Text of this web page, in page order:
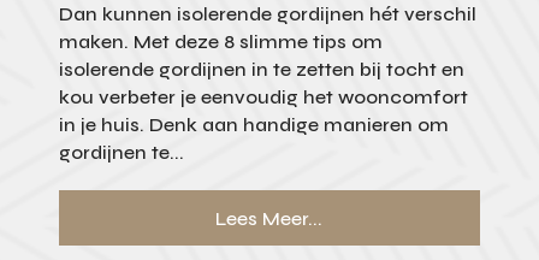
Dan kunnen isolerende gordijnen hét verschil
maken. Met deze 8 slimme tips om
isolerende gordijnen in te zetten bij tocht en
kou verbeter je eenvoudig het wooncomfort
in je huis. Denk aan handige manieren om
gordijnen te...
Lees Meer...